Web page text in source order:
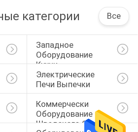
категории Все
Западное
Оборудование
Кухни
Электрические
Печи Выпечки
Коммерчески
Оборудование
Шведского Стола